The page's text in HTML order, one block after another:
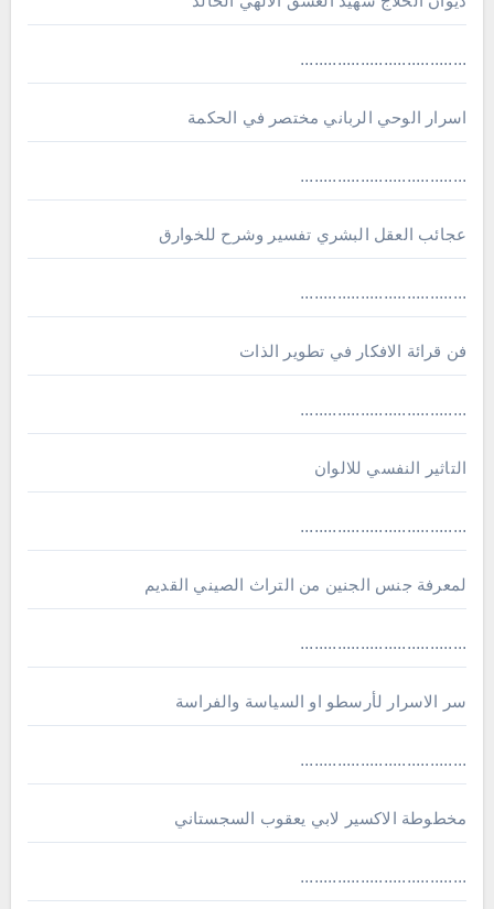
....................................
اسرار الوحي الرباني مختصر في الحكمة
....................................
عجائب العقل البشري تفسير وشرح للخوارق
....................................
فن قرائة الافكار في تطوير الذات
....................................
التاثير النفسي للالوان
....................................
لمعرفة جنس الجنين من التراث الصيني القديم
....................................
سر الاسرار لأرسطو او السياسة والفراسة
....................................
مخطوطة الاكسير لابي يعقوب السجستاني
....................................